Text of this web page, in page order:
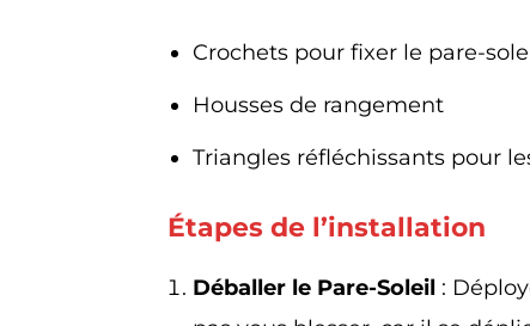
Crochets pour fixer le pare-
Housses de rangement
Triangles réfléchissants pour
Étapes de l’installation
Déballer le Pare-Soleil :